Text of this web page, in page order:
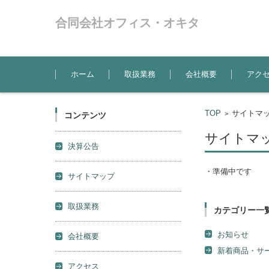
合同会社オフィス・オキタ
コンテンツに移動
ホーム
取扱業務 会社概要 アク
TOP > サイトマ
サイトマ
・準備中です
カテゴリー一
お知らせ
新着商品・サ
コンテンツ
決算公告
サイトマップ
取扱業務
会社概要
アクセス